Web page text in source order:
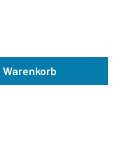
Wert
Warenkorb